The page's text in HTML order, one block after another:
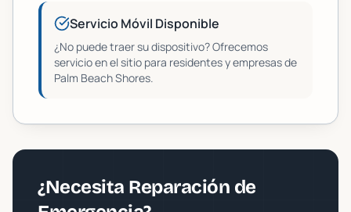
Servicio Móvil Disponible
¿No puede traer su dispositivo? Ofrecemos
servicio en el sitio para residentes y empresas de
Palm Beach Shores.
¿Necesita Reparación de